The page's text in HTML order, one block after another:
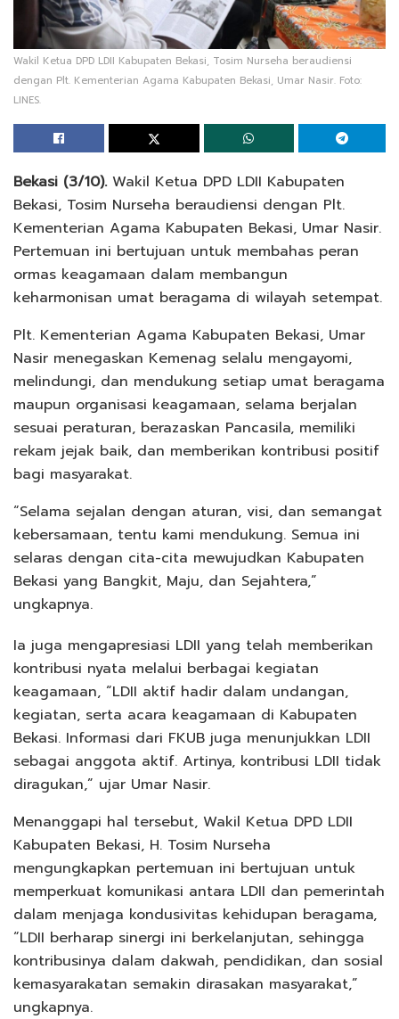
Wakil Ketua DPD LDII Kabupaten Bekasi, Tosim Nurseha beraudiensi
dengan Plt. Kementerian Agama Kabupaten Bekasi, Umar Nasir. Foto:
LINES.
Bekasi (3/10).Wakil Ketua DPD LDII Kabupaten
Bekasi, Tosim Nurseha beraudiensi dengan Plt.
Kementerian Agama Kabupaten Bekasi, Umar Nasir.
Pertemuan ini bertujuan untuk membahas peran
ormas keagamaan dalam membangun
keharmonisan umat beragama di wilayah setempat.
Plt. Kementerian Agama Kabupaten Bekasi, Umar
Nasir menegaskan Kemenag selalu mengayomi,
melindungi, dan mendukung setiap umat beragama
maupun organisasi keagamaan, selama berjalan
sesuai peraturan, berazaskan Pancasila, memiliki
rekam jejak baik, dan memberikan kontribusi positif
bagi masyarakat.
“Selama sejalan dengan aturan, visi, dan semangat
kebersamaan, tentu kami mendukung. Semua ini
selaras dengan cita-cita mewujudkan Kabupaten
Bekasi yang Bangkit, Maju, dan Sejahtera,”
ungkapnya.
Ia juga mengapresiasi LDII yang telah memberikan
kontribusi nyata melalui berbagai kegiatan
keagamaan, “LDII aktif hadir dalam undangan,
kegiatan, serta acara keagamaan di Kabupaten
Bekasi. Informasi dari FKUB juga menunjukkan LDII
sebagai anggota aktif. Artinya, kontribusi LDII tidak
diragukan,” ujar Umar Nasir.
Menanggapi hal tersebut, Wakil Ketua DPD LDII
Kabupaten Bekasi, H. Tosim Nurseha
mengungkapkan pertemuan ini bertujuan untuk
memperkuat komunikasi antara LDII dan pemerintah
dalam menjaga kondusivitas kehidupan beragama,
“LDII berharap sinergi ini berkelanjutan, sehingga
kontribusinya dalam dakwah, pendidikan, dan sosial
kemasyarakatan semakin dirasakan masyarakat,”
ungkapnya.